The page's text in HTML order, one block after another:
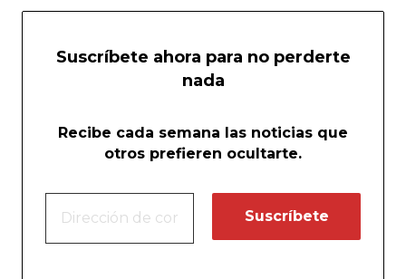
Suscríbete ahora para no perderte
nada
Recibe cada semana las noticias que
otros prefieren ocultarte.